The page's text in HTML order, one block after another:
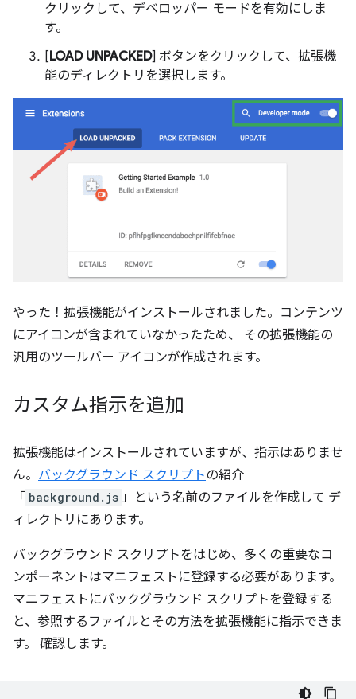
クリックして、デベロッパー モードを有効にしま
す。
[LOAD UNPACKED] ボタンをクリックして、拡張機
能のディレクトリを選択します。
やった！拡張機能がインストールされました。コンテンツ
にアイコンが含まれていなかったため、 その拡張機能の
汎用のツールバー アイコンが作成されます。
カスタム指示を追加
拡張機能はインストールされていますが、指示はありませ
ん。 バックグラウンド スクリプトの紹介
「 background.js 」という名前のファイルを作成して デ
ィレクトリにあります。
バックグラウンド スクリプトをはじめ、多くの重要なコ
ンポーネントはマニフェストに登録する必要があります。
マニフェストにバックグラウンド スクリプトを登録する
と、参照するファイルとその方法を拡張機能に指示できま
す。 確認します。